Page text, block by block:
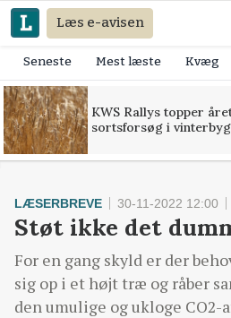
Læs e-avisen
Seneste Mest læste Kvæg
KWS Rallys topper
sortsforsøg i vinterbyg
LÆSERBREVE 30-11-2022 12:00
Støt ikke det
For en gang skyld er der
sig op i et højt træ og råber
den umulige og ukloge CO2-